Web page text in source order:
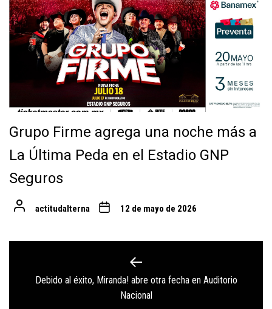
Grupo Firme agrega una noche más a
La Última Peda en el Estadio GNP
Seguros
actitudalterna 12 de mayo de 2026
Previous
post:
Debido al éxito, Miranda! abre otra fecha en Auditorio
Nacional